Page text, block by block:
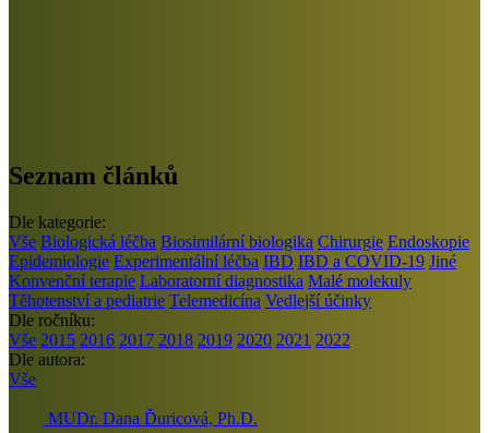
Seznam článků
Dle kategorie:
Vše Biologická léčba Biosimilární biologika Chirurgie Endoskopie
Epidemiologie Experimentální léčba IBD IBD a COVID-19 Jiné
Konvenční terapie Laboratorní diagnostika Malé molekuly
Těhotenství a pediatrie Telemedicína Vedlejší účinky
Dle ročníku:
Vše 2015 2016 2017 2018 2019 2020 2021 2022
Dle autora:
Vše
MUDr. Dana Ďuricová, Ph.D.